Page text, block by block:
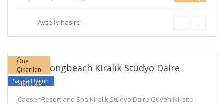
Ayşe İyihasırcı
Long
Öne
Çıkarılan
Satışa Uygun
İskele Longbeach Kiralık Stüdyo Daire
400 £
Caeser Resort and Spa Kiralık Stüdyo Daire Güvenlikli site